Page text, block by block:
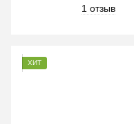
1 отзыв
ХИТ